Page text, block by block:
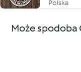
Polska
Może spodoba